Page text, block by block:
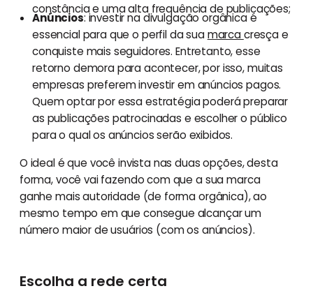
constância e uma alta frequência de publicações;
Anúncios: investir na divulgação orgânica é
essencial para que o perfil da suamarcacresça e
conquiste mais seguidores. Entretanto, esse
retorno demora para acontecer, por isso, muitas
empresas preferem investir em anúncios pagos.
Quem optar por essa estratégia poderá preparar
as publicações patrocinadas e escolher o público
para o qual os anúncios serão exibidos.
O ideal é que você invista nas duas opções, desta
forma, você vai fazendo com que a sua marca
ganhe mais autoridade (de forma orgânica), ao
mesmo tempo em que consegue alcançar um
número maior de usuários (com os anúncios).
Escolha a rede certa